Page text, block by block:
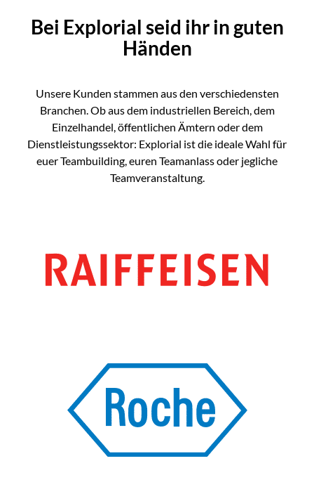
Bei Explorial seid ihr in guten
Händen
Unsere Kunden stammen aus den verschiedensten
Branchen. Ob aus dem industriellen Bereich, dem
Einzelhandel, öffentlichen Ämtern oder dem
Dienstleistungssektor: Explorial ist die ideale Wahl für
euer Teambuilding, euren Teamanlass oder jegliche
Teamveranstaltung.